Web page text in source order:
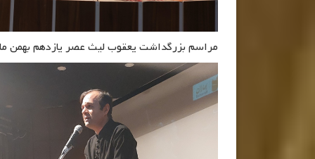
مراسم بزرگداشت یعقوب لیث عصر یازدهم بهمن